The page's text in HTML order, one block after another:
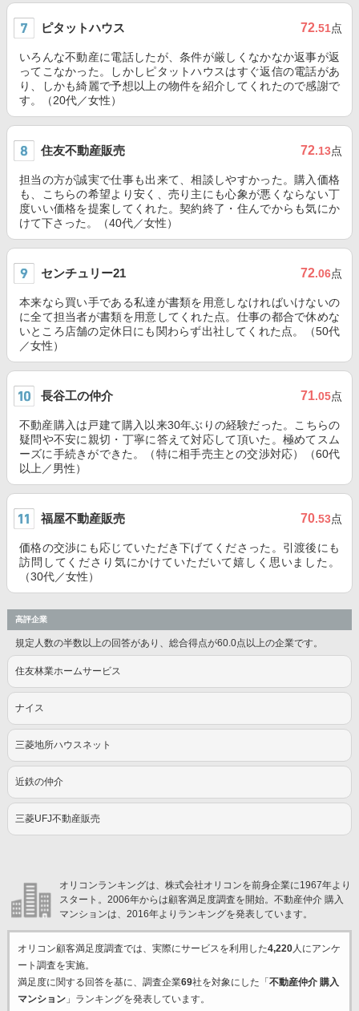
ピタットハウス 72.51点
いろんな不動産に電話したが、条件が厳しくなかなか返事が返
ってこなかった。しかしピタットハウスはすぐ返信の電話があ
り、しかも綺麗で予想以上の物件を紹介してくれたので感謝で
す。（20代／女性）
住友不動産販売 72.13点
担当の方が誠実で仕事も出来て、相談しやすかった。購入価格
も、こちらの希望より安く、売り主にも心象が悪くならない丁
度いい価格を提案してくれた。契約終了・住んでからも気にか
けて下さった。（40代／女性）
センチュリー21 72.06点
本来なら買い手である私達が書類を用意しなければいけないの
に全て担当者が書類を用意してくれた点。仕事の都合で休めな
いところ店舗の定休日にも関わらず出社してくれた点。（50代
／女性）
長谷工の仲介 71.05点
不動産購入は戸建て購入以来30年ぶりの経験だった。こちらの
疑問や不安に親切・丁寧に答えて対応して頂いた。極めてスム
ーズに手続きができた。（特に相手売主との交渉対応）（60代
以上／男性）
福屋不動産販売 70.53点
価格の交渉にも応じていただき下げてくださった。引渡後にも
訪問してくださり気にかけていただいて嬉しく思いました。
（30代／女性）
高評企業
規定人数の半数以上の回答があり、総合得点が60.0点以上の企業です。
住友林業ホームサービス
ナイス
三菱地所ハウスネット
近鉄の仲介
三菱UFJ不動産販売
オリコンランキングは、株式会社オリコンを前身企業に1967年より
スタート。2006年からは顧客満足度調査を開始。不動産仲介 購入
マンションは、2016年よりランキングを発表しています。
オリコン顧客満足度調査では、実際にサービスを利用した4,220人にアンケ
ート調査を実施。
満足度に関する回答を基に、調査企業69社を対象にした「 不動産仲介 購入
マンション」ランキングを発表しています。